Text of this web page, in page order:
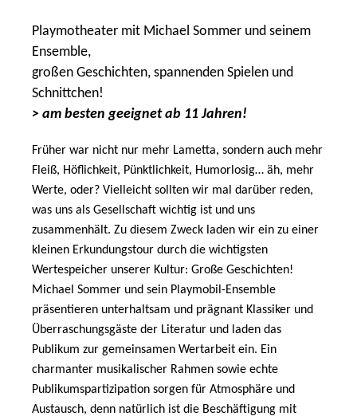
Playmotheater mit Michael Sommer und seinem
Ensemble,
großen Geschichten, spannenden Spielen und
Schnittchen!
> am besten geeignet ab 11 Jahren!
Früher war nicht nur mehr Lametta, sondern auch mehr
Fleiß, Höflichkeit, Pünktlichkeit, Humorlosig… äh, mehr
Werte, oder? Vielleicht sollten wir mal darüber reden,
was uns als Gesellschaft wichtig ist und uns
zusammenhält. Zu diesem Zweck laden wir ein zu einer
kleinen Erkundungstour durch die wichtigsten
Wertespeicher unserer Kultur: Große Geschichten!
Michael Sommer und sein Playmobil-Ensemble
präsentieren unterhaltsam und prägnant Klassiker und
Überraschungsgäste der Literatur und laden das
Publikum zur gemeinsamen Wertarbeit ein. Ein
charmanter musikalischer Rahmen sowie echte
Publikumspartizipation sorgen für Atmosphäre und
Austausch, denn natürlich ist die Beschäftigung mit